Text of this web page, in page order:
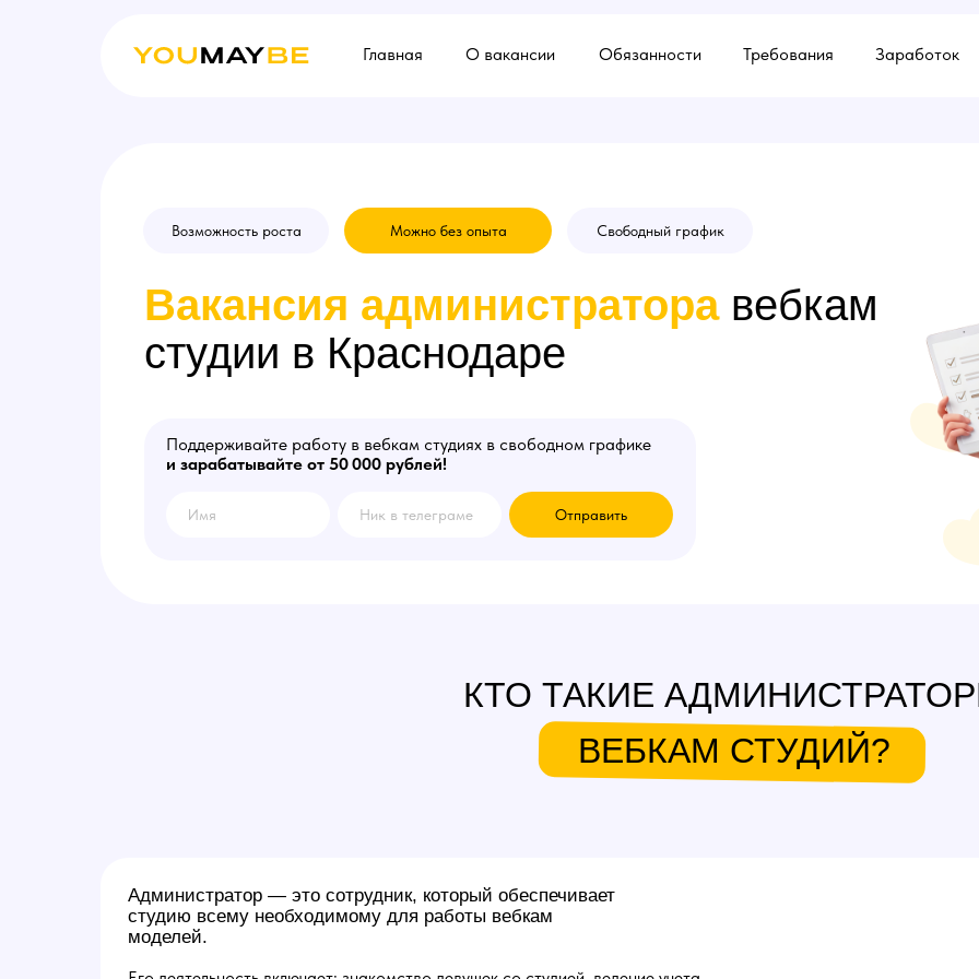
Заработок
Требования
Обязанности
О вакансии
Главная
Вакансия администратора вебкам
студии в Краснодаре
Поддерживайте работу в вебкам студиях в свободном графике
и зарабатывайте от 50 000 рублей!
Отправить
Возможность роста Свободный график
Можно без опыта
КТО ТАКИЕ
ВЕБКАМ СТУДИЙ?
Администратор — это сотрудник, который обеспечивает
студию всему необходимому для работы вебкам
моделей.